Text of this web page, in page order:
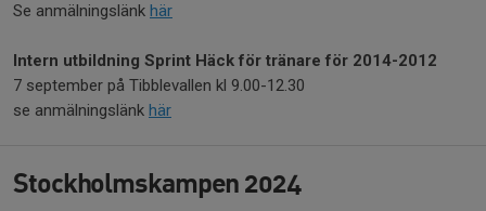
Se anmälningslänk här
Intern utbildning Sprint Häck för tränare för 2014-2012
7 september på Tibblevallen kl 9.00-12.30
se anmälningslänk här
Stockholmskampen 2024